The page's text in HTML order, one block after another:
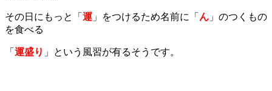
その日にもっと「 運 」 をつけるため名前に「 ん 」のつくもの
を食べる
「 運盛り 」という風習が有るそうです。